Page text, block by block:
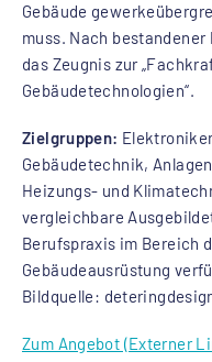
Gebäude
muss. Nach
das Zeugnis zur
Gebäudetechnologien“.
Zielgruppen:
Gebäudetechnik,
Heizungs- und
vergleichbare
Berufspraxis im Bereich
Gebäudeausrüstung
Bildquelle:
Zum Angebot (Externer